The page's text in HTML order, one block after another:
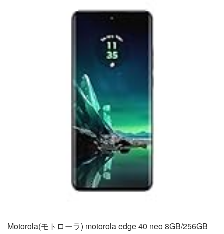
Motorola(モトローラ) motorola edge 40 neo 8GB/256GB